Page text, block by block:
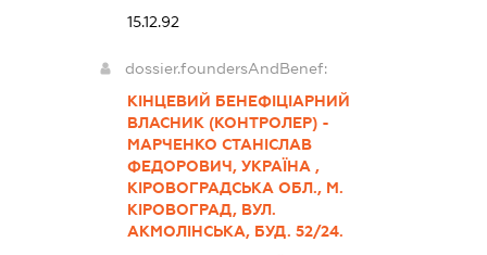
15.12.92
dossier.foundersAndBenef:
КІНЦЕВИЙ БЕНЕФІЦІАРНИЙ
ВЛАСНИК (КОНТРОЛЕР) -
МАРЧЕНКО СТАНІСЛАВ
ФЕДОРОВИЧ, УКРАЇНА ,
КІРОВОГРАДСЬКА ОБЛ., М.
КІРОВОГРАД, ВУЛ.
АКМОЛІНСЬКА, БУД. 52/24.